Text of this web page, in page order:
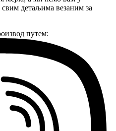
свим детаљима везаним за
путем: